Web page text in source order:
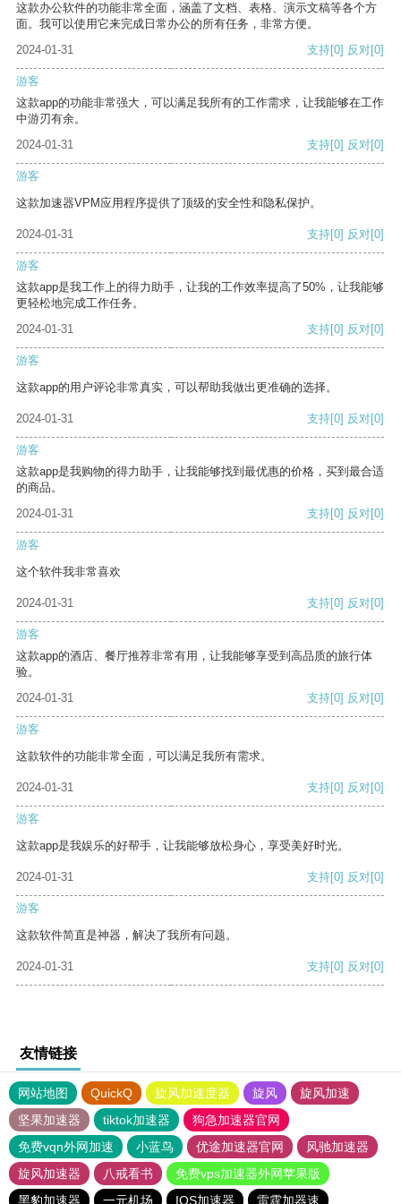
这款办公软件的功能非常全面，涵盖了文档、表格、演示文稿等各个方
面。我可以使用它来完成日常办公的所有任务，非常方便。
2024-01-31
支持[0] 反对[0]
游客
这款app的功能非常强大，可以满足我所有的工作需求，让我能够在工作
中游刃有余。
2024-01-31
支持[0] 反对[0]
游客
这款加速器VPM应用程序提供了顶级的安全性和隐私保护。
2024-01-31 支持[0] 反对[0]
游客
这款app是我工作上的得力助手，让我的工作效率提高了50%，让我能够
更轻松地完成工作任务。
2024-01-31
支持[0] 反对[0]
游客
这款app的用户评论非常真实，可以帮助我做出更准确的选择。
2024-01-31 支持[0] 反对[0]
游客
这款app是我购物的得力助手，让我能够找到最优惠的价格，买到最合适
的商品。
2024-01-31
支持[0] 反对[0]
游客
这个软件我非常喜欢
2024-01-31 支持[0] 反对[0]
游客
这款app的酒店、餐厅推荐非常有用，让我能够享受到高品质的旅行体
验。
2024-01-31
支持[0] 反对[0]
游客
这款软件的功能非常全面，可以满足我所有需求。
2024-01-31 支持[0] 反对[0]
游客
这款app是我娱乐的好帮手，让我能够放松身心，享受美好时光。
2024-01-31 支持[0] 反对[0]
游客
这款软件简直是神器，解决了我所有问题。
2024-01-31 支持[0] 反对[0]
友情链接
网站地图 QuickQ 旋风加速度器 旋风
旋风加速
坚果加速器
tiktok加速器
狗急加速器官网
免费vqn外网加速
小蓝鸟 优途加速器官网
风驰加速器
旋风加速器
八戒看书
免费vps加速器外网苹果版
黑豹加速器
一元机场 IOS加速器 雷霆加器速